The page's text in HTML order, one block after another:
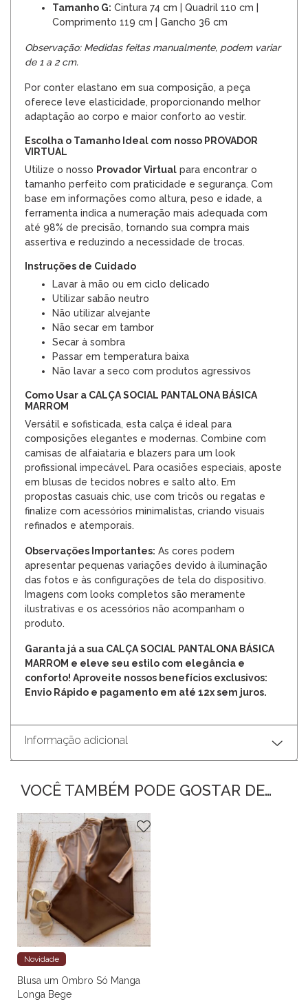
Tamanho G: Cintura 74 cm | Quadril 110 cm |
Comprimento 119 cm | Gancho 36 cm
Observação: Medidas feitas manualmente, podem variar
de 1 a 2 cm.
Por conter elastano em sua composição, a peça
oferece leve elasticidade, proporcionando melhor
adaptação ao corpo e maior conforto ao vestir.
Escolha o Tamanho Ideal com nosso PROVADOR
VIRTUAL
Utilize o nosso Provador Virtual para encontrar o
tamanho perfeito com praticidade e segurança. Com
base em informações como altura, peso e idade, a
ferramenta indica a numeração mais adequada com
até 98% de precisão, tornando sua compra mais
assertiva e reduzindo a necessidade de trocas.
Instruções de Cuidado
Lavar à mão ou em ciclo delicado
Utilizar sabão neutro
Não utilizar alvejante
Não secar em tambor
Secar à sombra
Passar em temperatura baixa
Não lavar a seco com produtos agressivos
Como Usar a CALÇA SOCIAL PANTALONA BÁSICA
MARROM
Versátil e sofisticada, esta calça é ideal para
composições elegantes e modernas. Combine com
camisas de alfaiataria e blazers para um look
profissional impecável. Para ocasiões especiais, aposte
em blusas de tecidos nobres e salto alto. Em
propostas casuais chic, use com tricôs ou regatas e
finalize com acessórios minimalistas, criando visuais
refinados e atemporais.
Observações Importantes: As cores podem
apresentar pequenas variações devido à iluminação
das fotos e às configurações de tela do dispositivo.
Imagens com looks completos são meramente
ilustrativas e os acessórios não acompanham o
produto.
Garanta já a sua CALÇA SOCIAL PANTALONA BÁSICA
MARROM e eleve seu estilo com elegância e
conforto! Aproveite nossos benefícios exclusivos:
Envio Rápido e pagamento em até 12x sem juros.
Informação adicional
VOCÊ TAMBÉM PODE GOSTAR DE…
Novidade
Blusa um Ombro Só Manga
Longa Bege